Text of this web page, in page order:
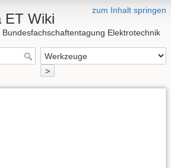
zum Inhalt springen
ET Wiki
Bundesfachschaftentagung Elektrotechnik
>